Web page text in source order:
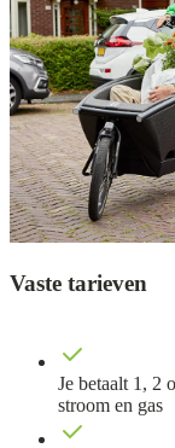
Vaste tarieven
Je betaalt 1, 2
stroom en gas